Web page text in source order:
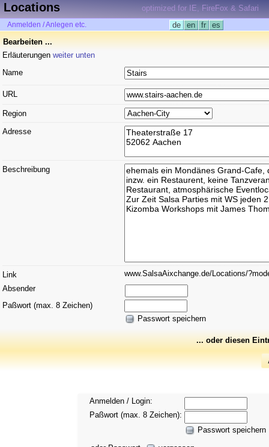
Locations optimized for IE, FireFox & Safari
Anmelden / Anlegen etc. de en fr
es
Bearbeiten ...
Erläuterungen weiter unten
Name
URL
Region
Adresse
Beschreibung
Link
www.SalsaAixchange.de/Locations/
Absender
Paßwort (max. 8 Zeichen)
Passwort speichern
... oder diesen
Anmelden / Login:
Paßwort (max. 8 Zeichen):
Passwort speichern